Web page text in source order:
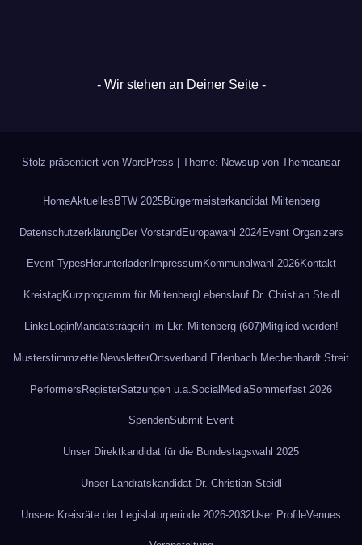
- Wir stehen an Deiner Seite -
Stolz präsentiert von WordPress | Theme: Newsup von Themeansar
HomeAktuelles BTW 2025Bürgermeisterkandidat Miltenberg
Datenschutz­erklärungDer VorstandEuropawahl 2024Event Organizers
Event Types HerunterladenImpressum Kommunalwahl 2026Kontakt
KreistagKurzprogramm für MiltenbergLebenslauf Dr. Christian Steidl
Links LoginMandatsträgerin im Lkr. Miltenberg (607)Mitglied werden!
Musterstimmzettel NewsletterOrtsverband Erlenbach Mechenhardt Streit
PerformersRegisterSatzungen u.a. SocialMediaSommerfest 2026
SpendenSubmit Event
Unser Direktkandidat für die Bundestagswahl 2025
Unser Landratskandidat Dr. Christian Steidl
Unsere Kreisräte der Legislaturperiode 2026-2032User ProfileVenues